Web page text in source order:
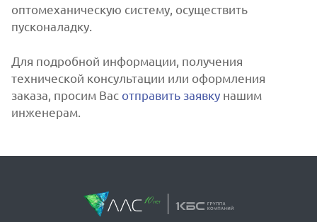
оптомеханическую систему, осуществить
пусконаладку.
Для подробной информации, получения
технической консультации или оформления
заказа, просим Вас отправить заявку нашим
инженерам.